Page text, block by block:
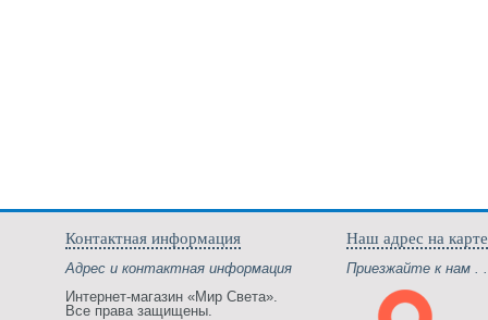
Контактная информация
Адрес и контактная информация
Интернет-магазин «Мир Света».
Все права защищены.
Наш адрес на карте
Приезжайте к нам .